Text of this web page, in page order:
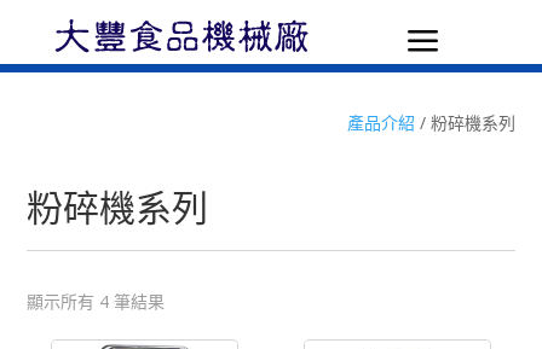
a
產品介紹 / 粉碎機系列
粉碎機系列
顯示所有 4 筆結果